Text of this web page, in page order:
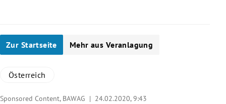
Zur Startseite Mehr aus Veranlagung
Österreich
Sponsored Content, BAWAG | 24.02.2020, 9:43